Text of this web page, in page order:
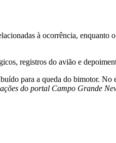
à ocorrência,
registros do avião e
para a queda do bimotor.
do portal Campo Grande